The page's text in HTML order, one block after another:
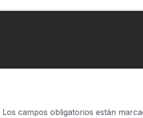
Los campos obligatorios están